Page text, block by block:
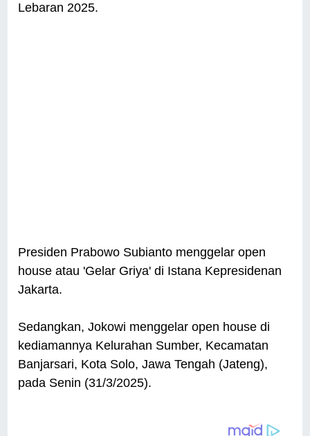
Lebaran 2025.
Presiden Prabowo Subianto menggelar open
house atau 'Gelar Griya' di Istana Kepresidenan
Jakarta.
Sedangkan, Jokowi menggelar open house di
kediamannya Kelurahan Sumber, Kecamatan
Banjarsari, Kota Solo, Jawa Tengah (Jateng),
pada Senin (31/3/2025).